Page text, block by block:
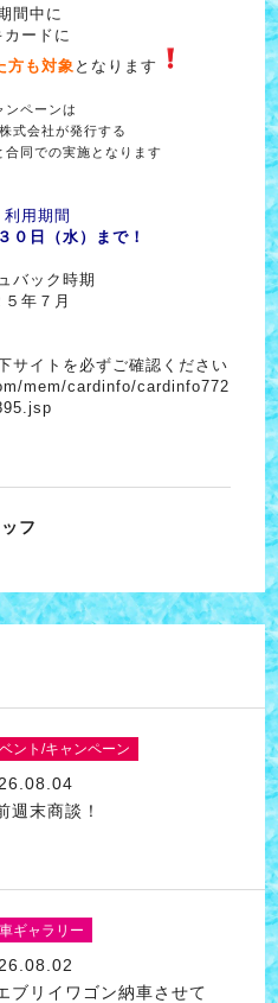
間中に
カードに
方も対象 となります
ペーンは
式会社が発行する
合同での実施となります
利用期間
０日（水）まで！
バック時期
５年７月
サイトを必ずご確認ください
mem/cardinfo/cardinfo772
フ
ント/キャンペーン
週末商談！
ギャラリー
ブリイワゴン納車させて